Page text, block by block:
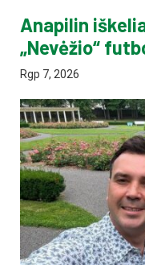
Anapilin
„Nevėžio“
Rgp 7, 2026